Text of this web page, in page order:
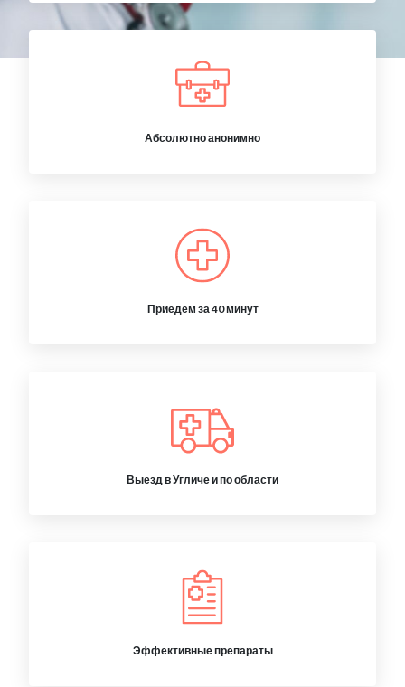
Абсолютно анонимно
Приедем за 40 минут
Выезд в Угличе и по области
Эффективные препараты